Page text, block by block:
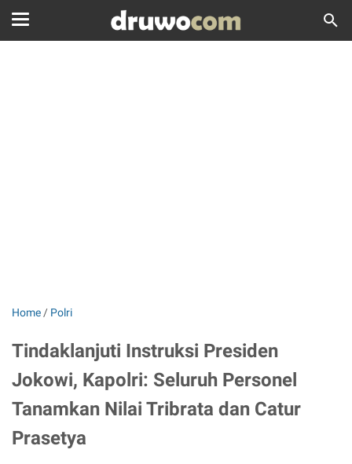
Home / Polri
Tindaklanjuti Instruksi Presiden
Jokowi, Kapolri: Seluruh Personel
Tanamkan Nilai Tribrata dan Catur
Prasetya